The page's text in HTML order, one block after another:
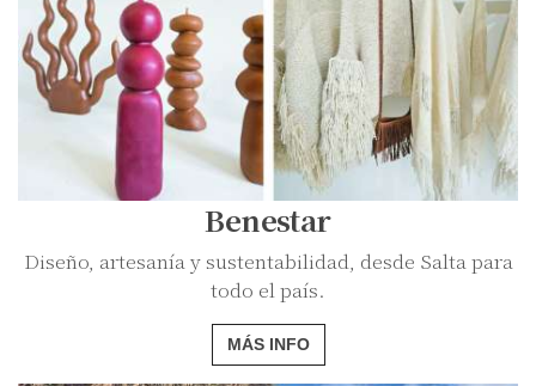
Benestar
Diseño, artesanía y sustentabilidad, desde Salta para
todo el país.
MÁS INFO